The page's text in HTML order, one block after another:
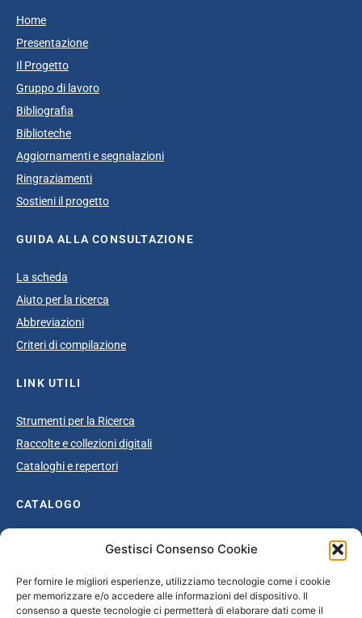
Gestisci Consenso Cookie
Per fornire le migliori esperienze, utilizziamo tecnologie come i cookie
per memorizzare e/o accedere alle informazioni del dispositivo. Il
consenso a queste tecnologie ci permetterà di elaborare dati come il
Home
Presentazione
Il Progetto
Gruppo di lavoro
Bibliografia
Biblioteche
Aggiornamenti e segnalazioni
Ringraziamenti
Sostieni il progetto
GUIDA ALLA CONSULTAZIONE
La scheda
Aiuto per la ricerca
Abbreviazioni
Criteri di compilazione
LINK UTILI
Strumenti per la Ricerca
Raccolte e collezioni digitali
Cataloghi e repertori
CATALOGO
Catalogo completo
Età giolittiana
Grande Guerra e dopoguerra